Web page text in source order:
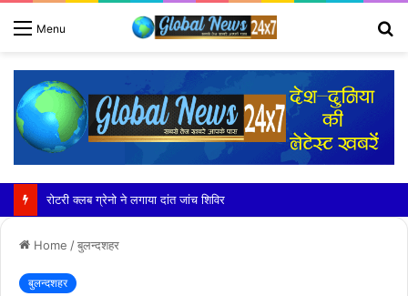
Menu
चोरी के शक में मूंह बोले भाई ने युवती और उसकी मां को घर में बना लिया बंधक
Home /बुलन्दशहर
बुलन्दशहर